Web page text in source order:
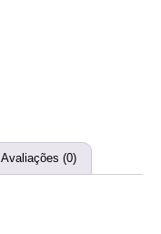
Avaliações (0)